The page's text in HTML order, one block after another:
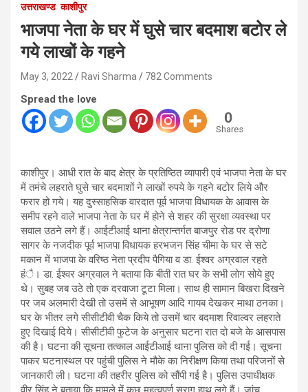
उत्तराखण्ड काशीपुर
भाजपा नेता के घर में घुसे चार बदमाश बटोर ले
गये लाखों के गहने
May 3, 2022 Ravi Sharma 782 Comments
Spread the love
0
Shares
काशीपुर। आधी रात के बाद क्षेत्र के प्रतिष्ठित व्यापारी एवं भाजपा नेता के घर
में तमंचे लहराते घुसे चार बदमाशों ने लाखों रुपये के गहने बटोर लिये और
फरार हो गये। यह दुस्साहसिक वारदात पूर्व भाजपा विधायक के आवास के
समीप रहने वाले भाजपा नेता के घर में होने से शहर की सुरक्षा व्यवस्था पर
सवाल उठने लगे हैं। आईटीआई थाना क्षेत्रान्तर्गत बाजपुर रोड पर द्रोणा
सागर के नजदीक पूर्व भाजपा विधायक हरभजन सिंह चीमा के घर से सटे
मकान में भाजपा के वरिष्ठ नेता प्रदीप पैगिया व डा. ईश्वर अग्रवाल रहते
हंै। डा. ईश्वर अग्रवाल ने बताया कि बीती रात घर के सभी लोग सोये हुए
थे। सुबह जब उठे तो एक दरवाजा टूटा मिला। साथ ही सामान बिखरा दिखने
पर जब अलमारी देखी तो उसमें से आभूषण आदि गायब देखकर माथा ठनका।
घर के भीतर लगे सीसीटीवी चैक किये तो उसमें चार बदमाश रिवाल्वर लहराते
हुए दिखाई दिये। सीसीटीवी फुटेज के अनुसार घटना रात दो बजे के आसपास
की है। घटना की सूचना तत्काल आईटीआई थाना पुलिस को दी गई। सूचना
पाकर घटनास्थल पर पहुंची पुलिस ने मौके का निरीक्षण किया तथा परिजनों से
जानकारी ली। घटना की तहरीर पुलिस को सौंपी गई है। पुलिस उपाधीक्षक